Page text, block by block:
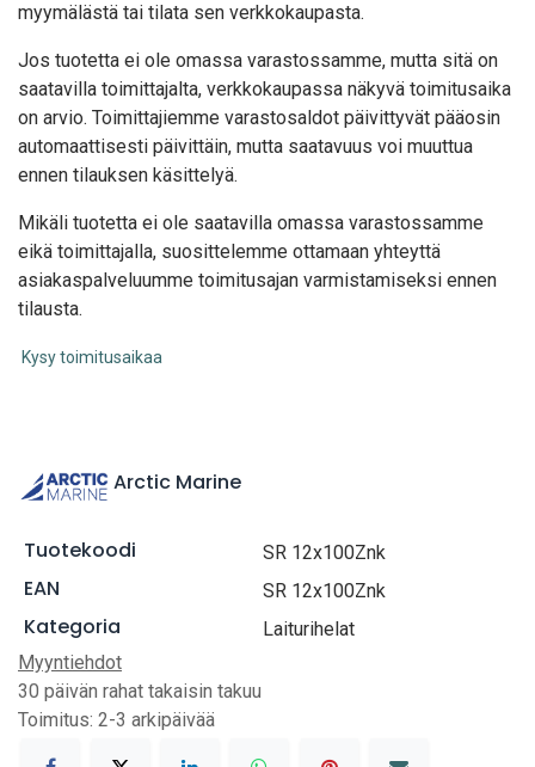
myymälästä tai tilata sen verkkokaupasta.
Jos tuotetta ei ole omassa varastossamme, mutta sitä on
saatavilla toimittajalta, verkkokaupassa näkyvä toimitusaika
on arvio. Toimittajiemme varastosaldot päivittyvät pääosin
automaattisesti päivittäin, mutta saatavuus voi muuttua
ennen tilauksen käsittelyä.
Mikäli tuotetta ei ole saatavilla omassa varastossamme
eikä toimittajalla, suosittelemme ottamaan yhteyttä
asiakaspalveluumme toimitusajan varmistamiseksi ennen
tilausta.
Kysy toimitusaikaa
Arctic Marine
Tuotekoodi SR 12x100Znk
EAN SR 12x100Znk
Kategoria
Laiturihelat
Myyntiehdot
30 päivän rahat takaisin takuu
Toimitus: 2-3 arkipäivää